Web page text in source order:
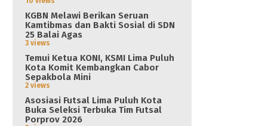
KGBN Melawi Berikan Seruan
Kamtibmas dan Bakti Sosial di SDN
25 Balai Agas
3 views
Temui Ketua KONI, KSMI Lima Puluh
Kota Komit Kembangkan Cabor
Sepakbola Mini
2 views
Asosiasi Futsal Lima Puluh Kota
Buka Seleksi Terbuka Tim Futsal
Porprov 2026